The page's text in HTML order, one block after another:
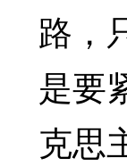
路，
是要
克思